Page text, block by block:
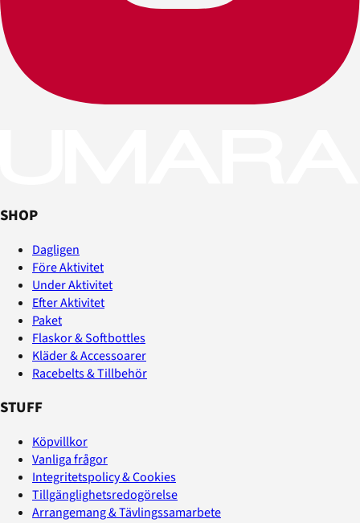
SHOP
Dagligen
Före Aktivitet
Under Aktivitet
Efter Aktivitet
Paket
Flaskor & Softbottles
Kläder & Accessoarer
Racebelts & Tillbehör
STUFF
Köpvillkor
Vanliga frågor
Integritetspolicy & Cookies
Tillgänglighetsredogörelse
Arrangemang & Tävlingssamarbete